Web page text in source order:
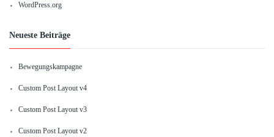
WordPress.org
Neueste Beiträge
Bewegungskampagne
Custom Post Layout v4
Custom Post Layout v3
Custom Post Layout v2